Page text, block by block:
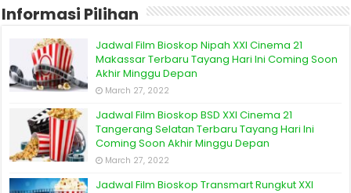
Informasi Pilihan
Jadwal Film Bioskop Nipah XXI Cinema 21
Makassar Terbaru Tayang Hari Ini Coming Soon
Akhir Minggu Depan
March 27, 2022
Jadwal Film Bioskop BSD XXI Cinema 21
Tangerang Selatan Terbaru Tayang Hari Ini
Coming Soon Akhir Minggu Depan
March 27, 2022
Jadwal Film Bioskop Transmart Rungkut XXI